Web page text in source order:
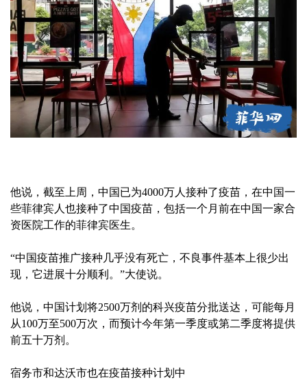
他说，截至上周，中国已为4000万人接种了疫苗，在中国一
些菲律宾人也接种了中国疫苗，包括一个月前在中国一家合
资医院工作的菲律宾医生。
“中国疫苗推广接种几乎没有死亡，不良事件基本上很少出
现，它进展十分顺利。”大使说。
他说，中国计划将2500万剂的科兴疫苗分批送达，可能每月
从100万至500万次，而预计今年第一季度或第二季度将提供
前五十万剂。
宿务市和达沃市也在疫苗接种计划中